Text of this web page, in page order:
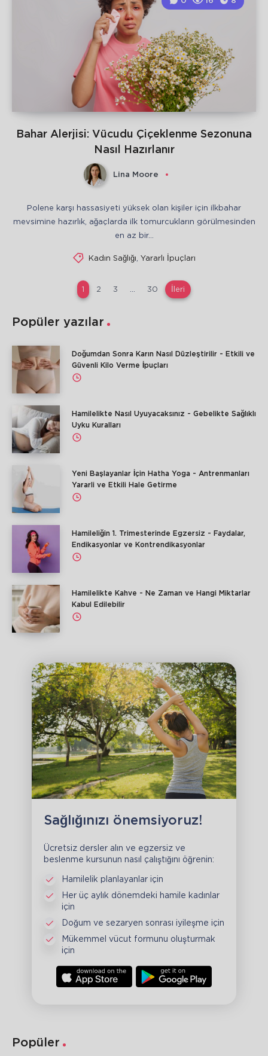
Bahar Alerjisi: Vücudu Çiçeklenme Sezonuna
Nasıl Hazırlanır
Lina Moore
Polene karşı hassasiyeti yüksek olan kişiler için ilkbahar
mevsimine hazırlık, ağaçlarda ilk tomurcukların görülmesinden
en az bir…
Kadın Sağlığı Yararlı İpuçları
1 2 3 30 İleri
Popüler yazılar
Doğumdan Sonra Karın Nasıl Düzleştirilir - Etkili ve
Güvenli Kilo Verme İpuçları
Hamilelikte Nasıl Uyuyacaksınız - Gebelikte Sağlıklı
Uyku Kuralları
Yeni Başlayanlar İçin Hatha Yoga - Antrenmanları
Yararli ve Etkili Hale Getirme
Hamileliğin 1. Trimesterinde Egzersiz - Faydalar,
Endikasyonlar ve Kontrendikasyonlar
Hamilelikte Kahve - Ne Zaman ve Hangi Miktarlar
Kabul Edilebilir
Sağlığınızı önemsiyoruz!
Ücretsiz dersler alın ve egzersiz ve
beslenme kursunun nasıl çalıştığını öğrenin:
Hamilelik planlayanlar için
Her üç aylık dönemdeki hamile kadınlar
için
Doğum ve sezaryen sonrası iyileşme için
Mükemmel vücut formunu oluşturmak
için
Popüler